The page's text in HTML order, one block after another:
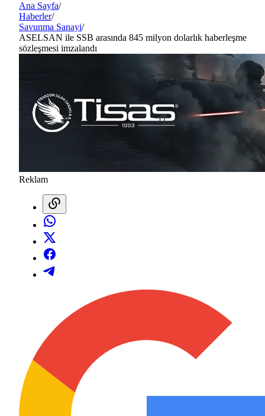
Ana Sayfa/
Haberler/
Savunma Sanayi/
ASELSAN ile SSB arasında 845 milyon dolarlık haberleşme
sözleşmesi imzalandı
Reklam